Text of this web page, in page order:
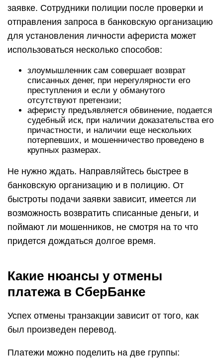
заявке. Сотрудники полиции после проверки и
отправления запроса в банковскую организацию
для установления личности афериста может
использоваться несколько способов:
злоумышленник сам совершает возврат
списанных денег, при нерегулярности его
преступления и если у обманутого
отсутствуют претензии;
аферисту предъявляется обвинение, подается
судебный иск, при наличии доказательства его
причастности, и наличии еще нескольких
потерпевших, и мошенничество проведено в
крупных размерах.
Не нужно ждать. Направляйтесь быстрее в
банковскую организацию и в полицию. От
быстроты подачи заявки зависит, имеется ли
возможность возвратить списанные деньги, и
поймают ли мошенников, не смотря на то что
придется дождаться долгое время.
Какие нюансы у отмены
платежа в СберБанке
Успех отмены транзакции зависит от того, как
был произведен перевод.
Платежи можно поделить на две группы: